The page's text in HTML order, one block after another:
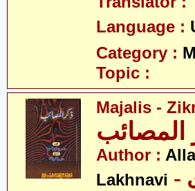
Language :
Category :
Topic :
Majalis -
Author :
Lakhnavi - علامہ مرزا محمّد ہادی